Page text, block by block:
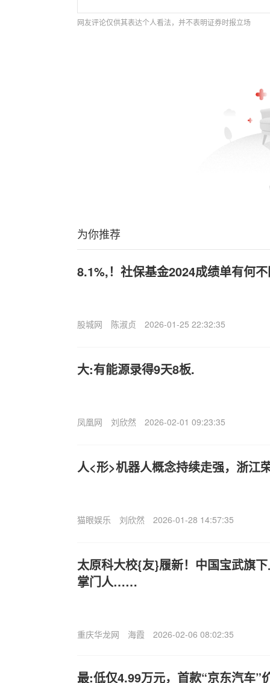
网友评论仅供其表达个人看法，并不表明证券时报立场
为你推荐
8.1%,！社保基金2024成绩单有何
股城网 陈淑贞 2026-01-25 22:32:35
大:有能源录得9天8板.
凤凰网 刘欣然 2026-02-01 09:23:35
人<形>机器人概念持续走强，浙江
猫眼娱乐 刘欣然 2026-01-28 14:57:35
太原科大校{友}履新！中国宝武旗
掌门人……
重庆华龙网 海霞 2026-02-06 08:02:35
最:低仅4.99万元，首款“京东汽车”